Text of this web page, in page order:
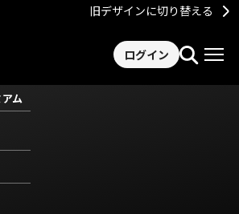
旧デザインに切り替える
ログイン
ム